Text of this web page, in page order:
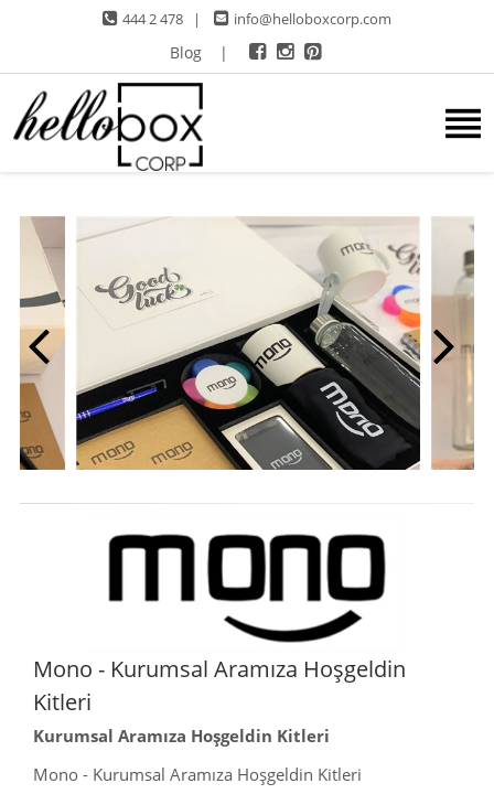
444 2 478 | info@helloboxcorp.com
Blog |
Mono - Kurumsal Aramıza Hoşgeldin
Kitleri
Kurumsal Aramıza Hoşgeldin Kitleri
Mono - Kurumsal Aramıza Hoşgeldin Kitleri